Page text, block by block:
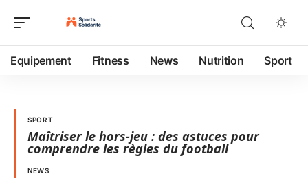
Equipement Fitness News Nutrition Sport
SPORT
Maîtriser le hors-jeu : des astuces pour
comprendre les règles du football
NEWS